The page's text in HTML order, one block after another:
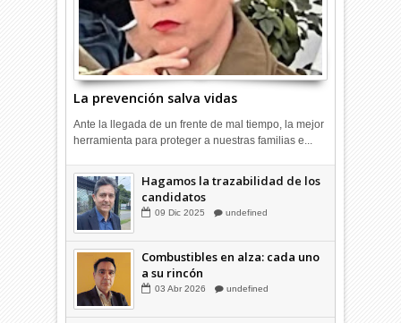
La prevención salva vidas
Ante la llegada de un frente de mal tiempo, la mejor
herramienta para proteger a nuestras familias e...
Hagamos la trazabilidad de los
candidatos
09 Dic 2025 undefined
Combustibles en alza: cada uno
a su rincón
03 Abr 2026 undefined